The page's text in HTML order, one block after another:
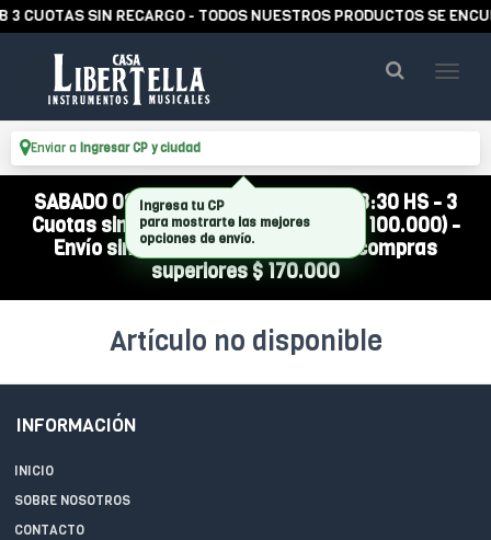
CUOTAS SIN RECARGO - TODOS NUESTROS PRODUCTOS SE
Enviar a Ingresar CP y ciudad
SABADO 08/08 ABIERTO DE 10:00 A 13:30 HS - 3
Cuotas sin interés (compra mínima $ 100.000) -
Envío sin cargo a todo el país por compras
superiores $ 170.000
Artículo no disponible
INFORMACIÓN
INICIO
SOBRE NOSOTROS
CONTACTO
Ingresa tu CP
para mostrarte las mejores
opciones de envío.